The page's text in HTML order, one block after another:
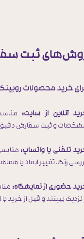
ثبت
خرید محصولات
آنلاین از سایت:
و ثبت سفارش
تلفنی یا واتساپ:
رنگ، تغییر ابعاد یا
حضوری از نمایشگاه:
نزدیک ببینند و قبل از